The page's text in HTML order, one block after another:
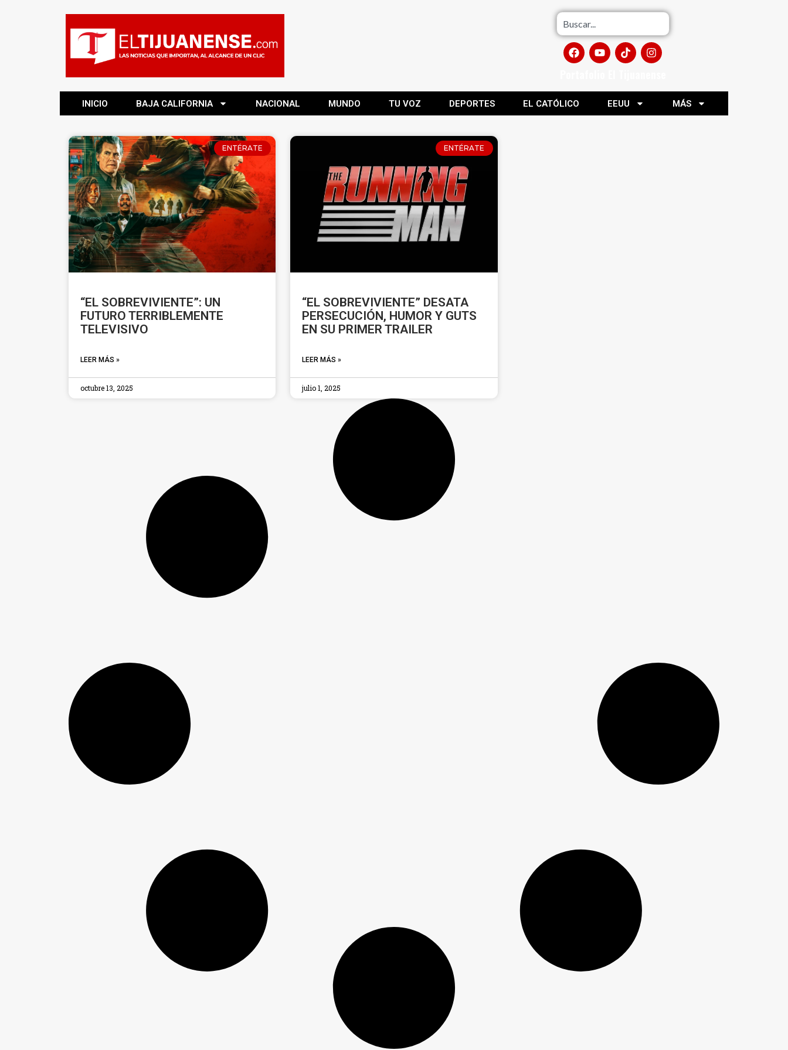
INICIO BAJA CALIFORNIA NACIONAL MUNDO TU VOZ DEPORTES EL CATÓLICO EEUU MÁS
ENTÉRATE
“EL SOBREVIVIENTE”: UN
FUTURO TERRIBLEMENTE
TELEVISIVO
LEER MÁS »
octubre 13, 2025
ENTÉRATE
“EL SOBREVIVIENTE” DESATA
PERSECUCIÓN, HUMOR Y GUTS
EN SU PRIMER TRAILER
LEER MÁS »
julio 1, 2025